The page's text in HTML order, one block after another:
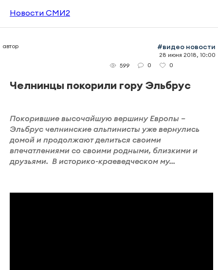
Новости СМИ2
автор #видео новости
28 июня 2018, 10:00
599
0 0
Челнинцы покорили гору Эльбрус
Покорившие высочайшую вершину Европы –
Эльбрус челнинские альпинисты уже вернулись
домой и продолжают делиться своими
впечатлениями со своими родными, близкими и
друзьями. В историко-краеведческом му...